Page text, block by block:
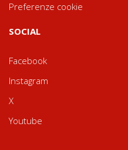
Preferenze cookie
SOCIAL
Facebook
Instagram
X
Youtube